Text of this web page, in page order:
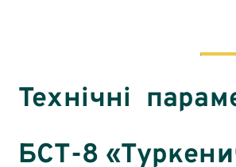
Технічні
БСТ-8